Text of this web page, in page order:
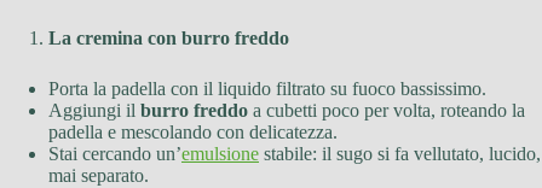
La cremina con burro freddo
Porta la padella con il liquido filtrato su fuoco bassissimo.
Aggiungi il burro freddo a cubetti poco per volta, roteando la
padella e mescolando con delicatezza.
Stai cercando un’emulsione stabile: il sugo si fa vellutato, lucido,
mai separato.